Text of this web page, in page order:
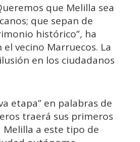
que Melilla sea
que sepan de
histórico”, ha
vecino Marruecos. La
en los ciudadanos
etapa” en palabras de
traerá sus primeros
Melilla a este tipo de